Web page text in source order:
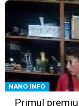
NANO INFO
Primul